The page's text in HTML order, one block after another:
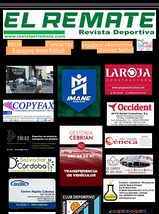
Inicio Contactar
Equipos Interfútbol
Equipos Históricos
Quienes Somos